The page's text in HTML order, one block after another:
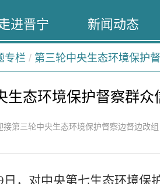
进晋宁 新闻动态
专栏 / 第三轮中央生态环境保护
生态环境保护督察群
接第三轮中央生态环境保护督察边督边
日，对中央第七生态环境保